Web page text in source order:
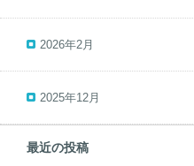
2026年2月
2025年12月
最近の投稿